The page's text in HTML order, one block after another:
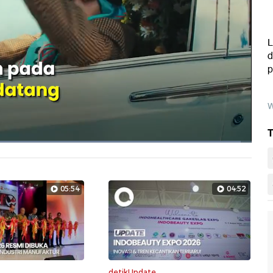
Dimuat:
05:54 04:52